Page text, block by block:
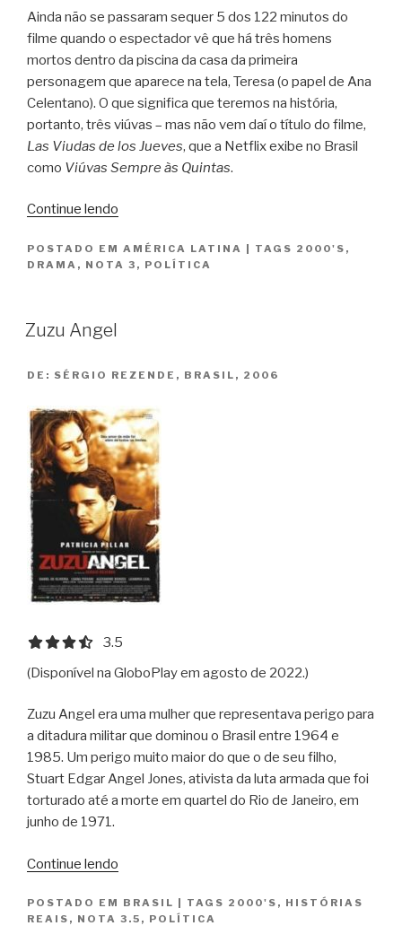
Ainda não se passaram sequer 5 dos 122 minutos do
filme quando o espectador vê que há três homens
mortos dentro da piscina da casa da primeira
personagem que aparece na tela, Teresa (o papel de Ana
Celentano). O que significa que teremos na história,
portanto, três viúvas – mas não vem daí o título do filme,
Las Viudas de los Jueves, que a Netflix exibe no Brasil
como Viúvas Sempre às Quintas.
Continue lendo
às
Quintas
los
POSTADO EM AMÉRICA LATINA | TAGS 2000'S ,
DRAMA , NOTA 3 , POLÍTICA
Zuzu Angel
DE: SÉRGIO REZENDE, BRASIL, 2006
3.5 out of 5.0 stars
3.5
(Disponível na GloboPlay em agosto de 2022.)
Zuzu Angel era uma mulher que representava perigo para
a ditadura militar que dominou o Brasil entre 1964 e
1985. Um perigo muito maior do que o de seu filho,
Stuart Edgar Angel Jones, ativista da luta armada que foi
torturado até a morte em quartel do Rio de Janeiro, em
junho de 1971.
Continue lendo
POSTADO EM BRASIL TAGS 2000'S , HISTÓRIAS
REAIS , NOTA 3.5 , POLÍTICA